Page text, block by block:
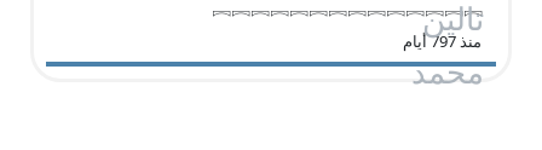
︘︘︘︘︘︘︘︘︘︘︘︘︘︘
منذ 797 أيام